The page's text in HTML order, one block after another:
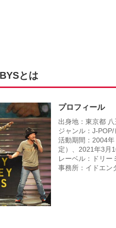
とは
プロフィール
出身地：東京都
ジャンル：J-
活動期間：2004
定）、2021年3月
レーベル：ドリー
事務所：イドエン